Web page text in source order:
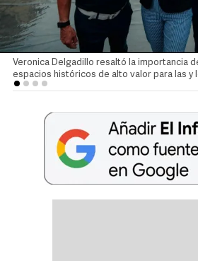
Veronica Delgadillo resaltó la importancia
espacios históricos de alto valor para las y